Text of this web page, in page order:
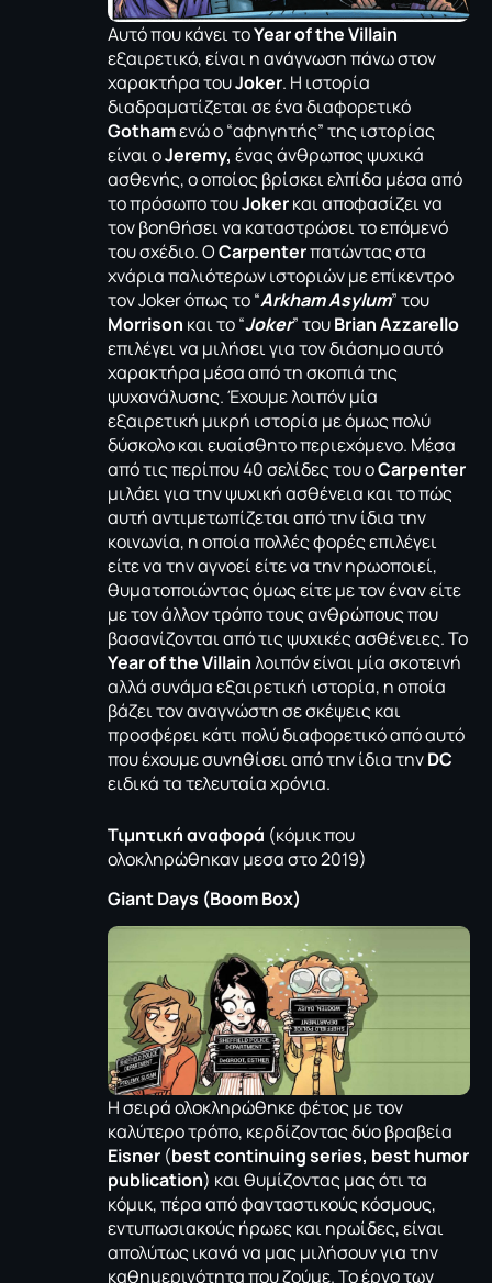
Αυτό που κάνει τοYearoftheVillain
εξαιρετικό, είναι η ανάγνωση πάνω στον
χαρακτήρα τουJoker. Η ιστορία
διαδραματίζεται σε ένα διαφορετικό
Gothamενώ ο “αφηγητής” της ιστορίας
είναι οJeremy, ένας άνθρωπος ψυχικά
ασθενής, ο οποίος βρίσκει ελπίδα μέσα από
το πρόσωπο τουJokerκαι αποφασίζει να
τον βοηθήσει να καταστρώσει το επόμενό
του σχέδιο. OCarpenterπατώντας στα
χνάρια παλιότερων ιστοριών με επίκεντρο
τον Joker όπως το “Arkham Asylum” του
Morrison και το “Joker” τουBrian Azzarello
επιλέγει να μιλήσει για τον διάσημο αυτό
χαρακτήρα μέσα από τη σκοπιά της
ψυχανάλυσης. Έχουμε λοιπόν μία
εξαιρετική μικρή ιστορία με όμως πολύ
δύσκολο και ευαίσθητο περιεχόμενο. Μέσα
από τις περίπου 40 σελίδες του οCarpenter
μιλάει για την ψυχική ασθένεια και το πώς
αυτή αντιμετωπίζεται από την ίδια την
κοινωνία, η οποία πολλές φορές επιλέγει
είτε να την αγνοεί είτε να την ηρωοποιεί,
θυματοποιώντας όμως είτε με τον έναν είτε
με τον άλλον τρόπο τους ανθρώπους που
βασανίζονται από τις ψυχικές ασθένειες. Το
Year of the Villainλοιπόν είναι μία σκοτεινή
αλλά συνάμα εξαιρετική ιστορία, η οποία
βάζει τον αναγνώστη σε σκέψεις και
προσφέρει κάτι πολύ διαφορετικό από αυτό
που έχουμε συνηθίσει από την ίδια τηνDC
ειδικά τα τελευταία χρόνια.
Τιμητική αναφορά (κόμικ που
ολοκληρώθηκαν μεσα στο 2019)
GiantDays (BoomBox)
Η σειρά ολοκληρώθηκε φέτος με τον
καλύτερο τρόπο, κερδίζοντας δύο βραβεία
Eisner (best continuing series, best humor
publication) και θυμίζοντας μας ότι τα
κόμικ, πέρα από φανταστικούς κόσμους,
εντυπωσιακούς ήρωες και ηρωίδες, είναι
απολύτως ικανά να μας μιλήσουν για την
καθημερινότητα που ζούμε. Το έργο των